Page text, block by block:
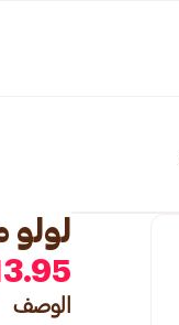
لولو
الوصف